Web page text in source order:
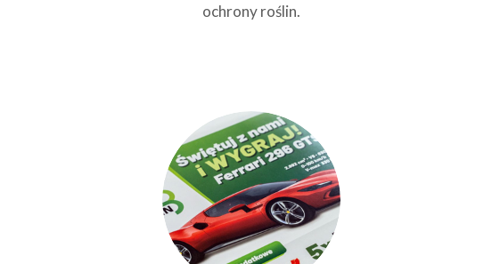
ochrony roślin.